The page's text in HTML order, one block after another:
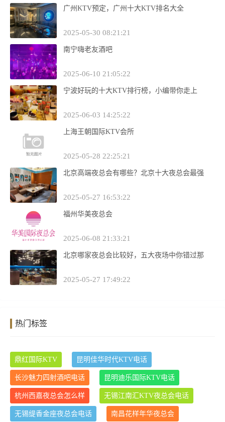
广州KTV预定，广州十大KTV排名大全
2025-05-30 08:21:21
南宁嗨老友酒吧
2025-06-10 21:05:22
宁波好玩的十大KTV排行榜，小编带你走上
2025-06-03 14:25:22
上海王朝国际KTV会所
2025-05-28 22:25:21
北京高端夜总会有哪些？北京十大夜总会最强
2025-05-27 16:53:22
福州华美夜总会
2025-06-08 21:33:21
北京哪家夜总会比较好，五大夜场中你错过那
2025-05-27 17:49:22
热门标签
鼎红国际KTV 昆明佳华时代KTV电话
长沙魅力四射酒吧电话 昆明迪乐国际KTV电话
杭州西嘉夜总会怎么样 无锡江南汇KTV夜总会电话
无锡缇香金座夜总会电话 南昌花样年华夜总会